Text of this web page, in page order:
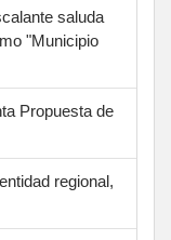
saluda
"Municipio
Propuesta de
regional,